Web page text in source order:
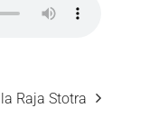
Raja Stotra